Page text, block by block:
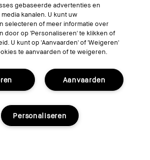
Cosmetics, Inc. All worldwide rights reserved.
niet verkopen of delen/Gerichte
persoonlijke informatie beperken
gebaseerde advertenties en
kanalen. U kunt uw
selecteren of meer informatie over
door op 'Personaliseren' te klikken of
U kunt op 'Aanvaarden' of 'Weigeren'
te aanvaarden of te weigeren.
Aanvaarden
Personaliseren